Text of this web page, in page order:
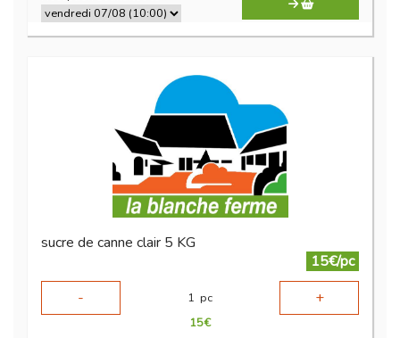
sucre de canne clair 5 KG
15€/pc
-
1 pc +
15€